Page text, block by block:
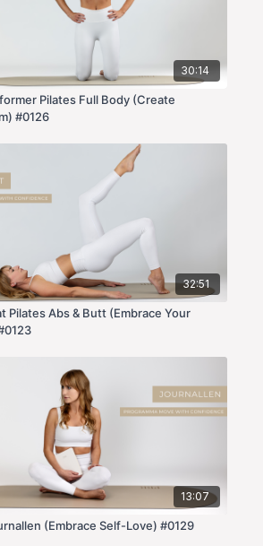
30:14
Pilates Full Body (Create
#0126
32:51
Pilates Abs & Butt (Embrace Your
13:07
(Embrace Self-Love) #0129